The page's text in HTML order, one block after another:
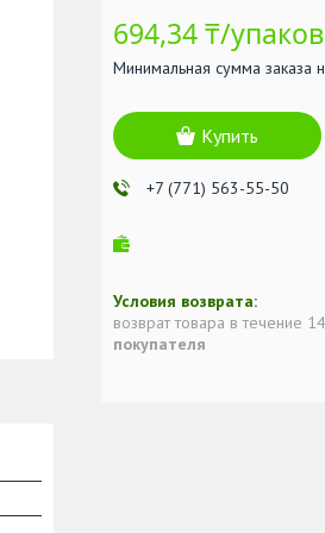
694,34 ₸/
Минимальная сумма заказа
Купить
+7 (771) 563-55-50
возврат товара в течение
покупателя